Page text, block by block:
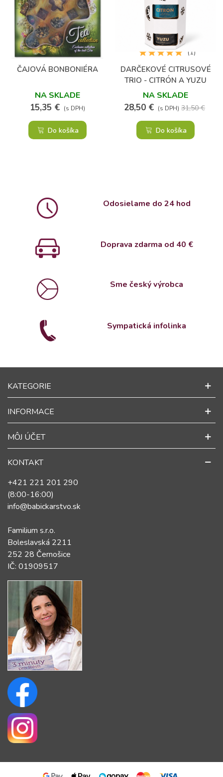
ČAJOVÁ BONBONIÉRA
NA SKLADE
15,35 € (s DPH)
(2)
Do košíka
DARČEKOVÉ CITRUSOVÉ
TRIO - CITRÓN A YUZU
NA SKLADE
28,50 € (s DPH) 31,50 €
(1)
Do košíka
Odosielame do 24 hod
Doprava zdarma od 40 €
Sme český výrobca
Sympatická infolinka
KATEGORIE
INFORMACE
MÔJ ÚČET
KONTAKT
+421 221 201 290
(8:00-16:00)
info@babickarstvo.sk
Familium s.r.o.
Boleslavská 2211
252 28 Černošice
IČ: 01909517